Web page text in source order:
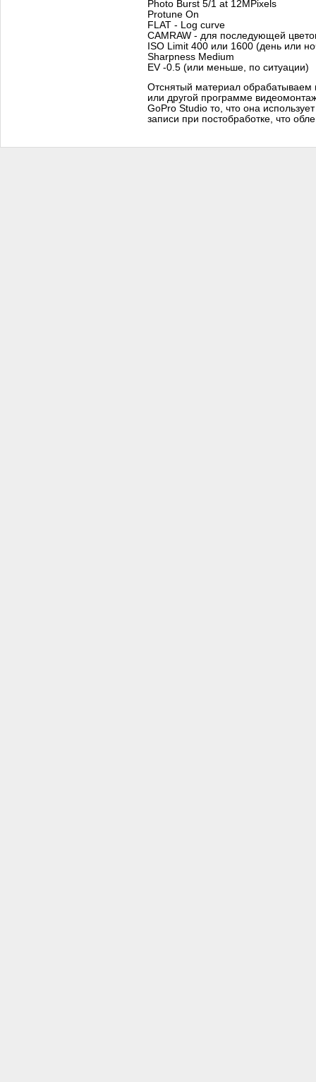
Photo Burst 5/1 at 12MPixels
Protune On
FLAT - Log curve
CAMRAW - для последующей
ISO Limit 400 или 1600 (день или
Sharpness Medium
EV -0.5 (или меньше, по ситуации)
Отснятый материал обрабатываем
или другой программе
GoPro Studio то, что она
записи при постобработке, что